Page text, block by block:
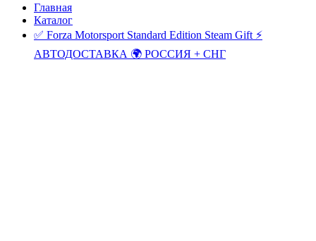
Главная
Каталог
✅ Forza Motorsport Standard Edition Steam Gift ⚡
АВТОДОСТАВКА 🌍 РОССИЯ + СНГ